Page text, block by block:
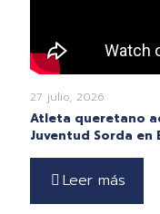
27 julio, 2026
Atleta queretano
Juventud Sorda en
Leer más